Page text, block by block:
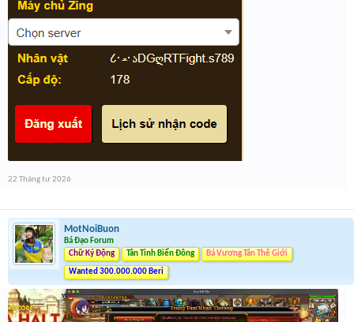
22 Tháng tư 2026
MotNoiBuon
Bá Đạo Forum
Chữ Ký Động
Tân Tinh Biển Đông Bá Vương Tân Thế Giới
Wanted 300.000.000 Beri